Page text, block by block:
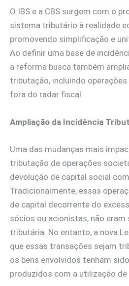
O IBS e a CBS surgem com o
sistema tributário à realidade
promovendo simplificação e
Ao definir uma base de
a reforma busca também
tributação, incluindo
fora do radar fiscal.
Ampliação da Incidência
Uma das mudanças mais
tributação de operações
devolução de capital social
Tradicionalmente, essas
de capital decorrente do
sócios ou acionistas, não eram
tributária. No entanto, a nova
que essas transações sejam
os bens envolvidos tenham
produzidos com a utilização